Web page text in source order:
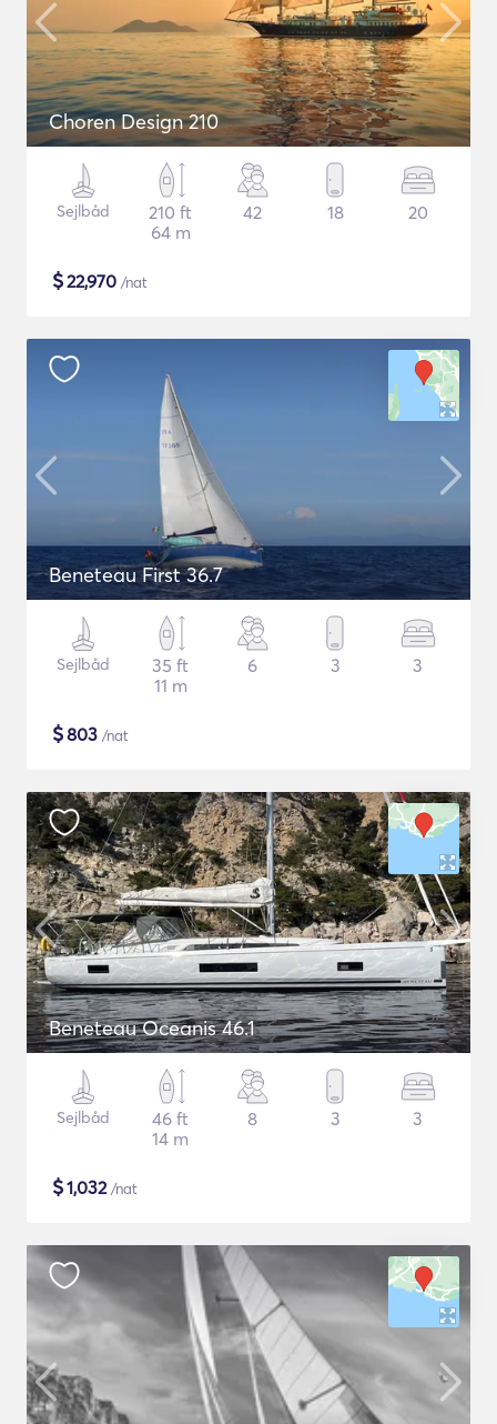
Choren Design 210
Sejlbåd
210 ft
64 m
42 18 20
$22,970 /nat
Beneteau First 36.7
Sejlbåd
35 ft
11 m
6 3 3
$803 /nat
Beneteau Oceanis 46.1
Sejlbåd
46 ft
14 m
8 3 3
$1,032/nat